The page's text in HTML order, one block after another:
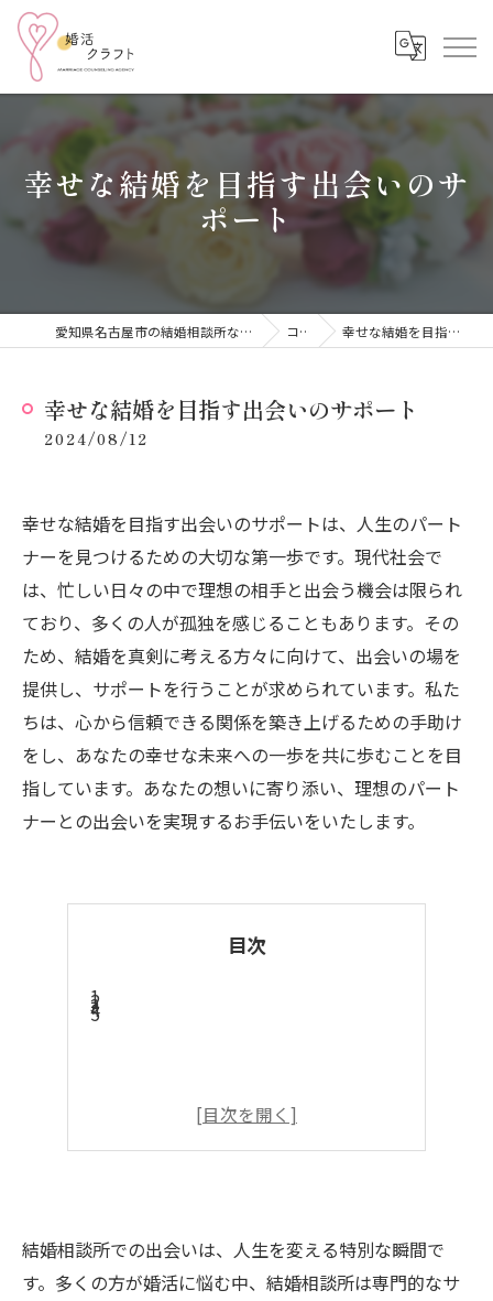
幸せな結婚を目指す出会いのサ
ポート
愛知県名古屋市の結婚相談所なら結婚相談所 婚活クラフト コラム 幸せな結婚を目指す出会いのサポート
幸せな結婚を目指す出会いのサポート
2024/08/12
幸せな結婚を目指す出会いのサポートは、人生のパート
ナーを見つけるための大切な第一歩です。現代社会で
は、忙しい日々の中で理想の相手と出会う機会は限られ
ており、多くの人が孤独を感じることもあります。その
ため、結婚を真剣に考える方々に向けて、出会いの場を
提供し、サポートを行うことが求められています。私た
ちは、心から信頼できる関係を築き上げるための手助け
をし、あなたの幸せな未来への一歩を共に歩むことを目
指しています。あなたの想いに寄り添い、理想のパート
ナーとの出会いを実現するお手伝いをいたします。
目次
結婚相談所での出会いは、人生を変える特別な瞬間で
す。多くの方が婚活に悩む中、結婚相談所は専門的なサ